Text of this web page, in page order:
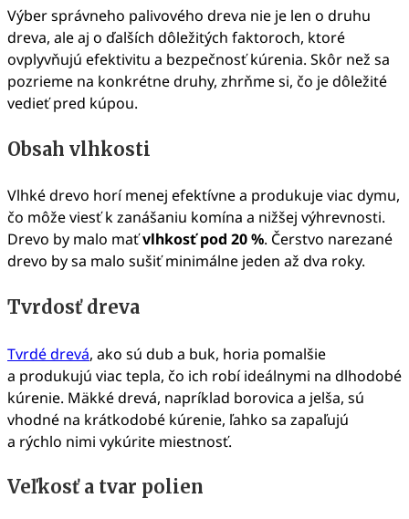
Výber správneho palivového dreva nie je len o druhu
dreva, ale aj o ďalších dôležitých faktoroch, ktoré
ovplyvňujú efektivitu a bezpečnosť kúrenia. Skôr než sa
pozrieme na konkrétne druhy, zhrňme si, čo je dôležité
vedieť pred kúpou.
Obsah vlhkosti
Vlhké drevo horí menej efektívne a produkuje viac dymu,
čo môže viesť k zanášaniu komína a nižšej výhrevnosti.
Drevo by malo maťvlhkosť pod 20 %. Čerstvo narezané
drevo by sa malo sušiť minimálne jeden až dva roky.
Tvrdosť dreva
Tvrdé drevá, ako sú dub a buk, horia pomalšie
a produkujú viac tepla, čo ich robí ideálnymi na dlhodobé
kúrenie. Mäkké drevá, napríklad borovica a jelša, sú
vhodné na krátkodobé kúrenie, ľahko sa zapaľujú
a rýchlo nimi vykúrite miestnosť.
Veľkosť a tvar polien